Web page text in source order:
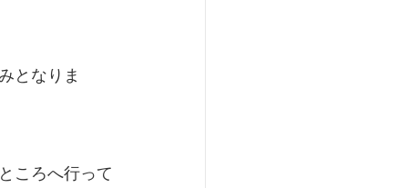
となりま
ころへ行って